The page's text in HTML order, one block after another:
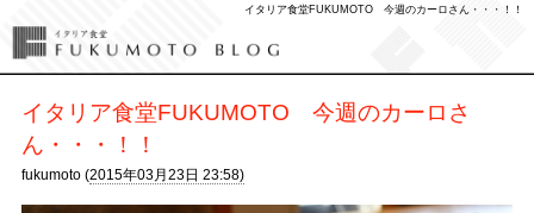
イタリア食堂FUKUMOTO 今週のカーロさん・・・！！
イタリア食堂FUKUMOTO 今週のカーロさ
ん・・・！！
fukumoto (2015年03月23日 23:58)